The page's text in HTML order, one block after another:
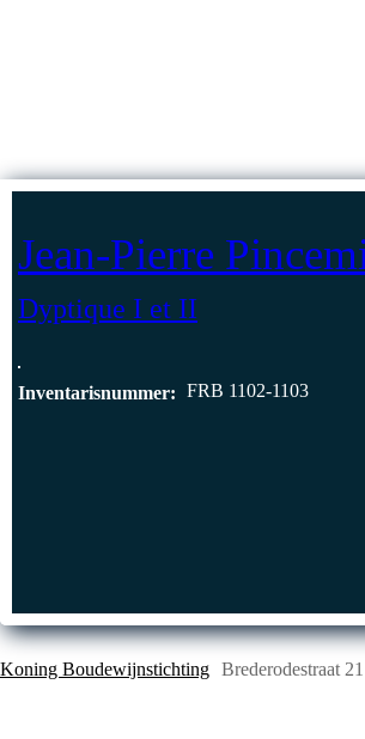
Jean-Pierre
Dyptique I et II
Inventarisnummer: FRB 1102-1103
Koning Boudewijnstichting Brederodestraat